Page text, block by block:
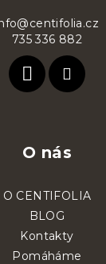
735 336 882
O nás
O CENTIFOLIA
BLOG
Kontakty
Pomáháme